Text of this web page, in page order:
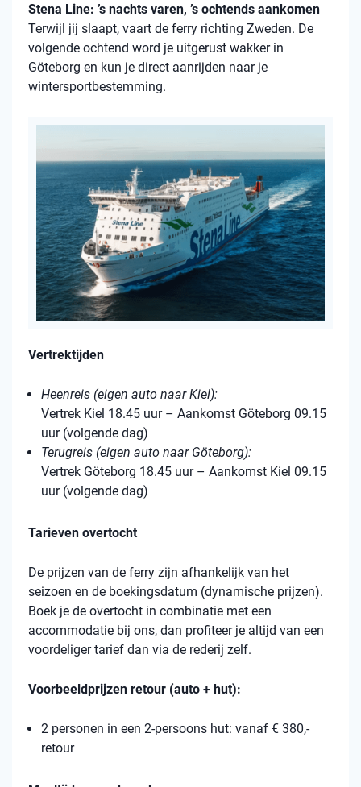
Stena Line: ’s nachts varen, ’s ochtends aankomen
Terwijl jij slaapt, vaart de ferry richting Zweden. De
volgende ochtend word je uitgerust wakker in
Göteborg en kun je direct aanrijden naar je
wintersportbestemming.
Vertrektijden
Heenreis (eigen auto naar Kiel):
Vertrek Kiel 18.45 uur – Aankomst Göteborg 09.15
uur (volgende dag)
Terugreis (eigen auto naar Göteborg):
Vertrek Göteborg 18.45 uur – Aankomst Kiel 09.15
uur (volgende dag)
Tarieven overtocht
De prijzen van de ferry zijn afhankelijk van het
seizoen en de boekingsdatum (dynamische prijzen).
Boek je de overtocht in combinatie met een
accommodatie bij ons, dan profiteer je altijd van een
voordeliger tarief dan via de rederij zelf.
Voorbeeldprijzen retour (auto + hut):
2 personen in een 2-persoons hut: vanaf € 380,-
retour